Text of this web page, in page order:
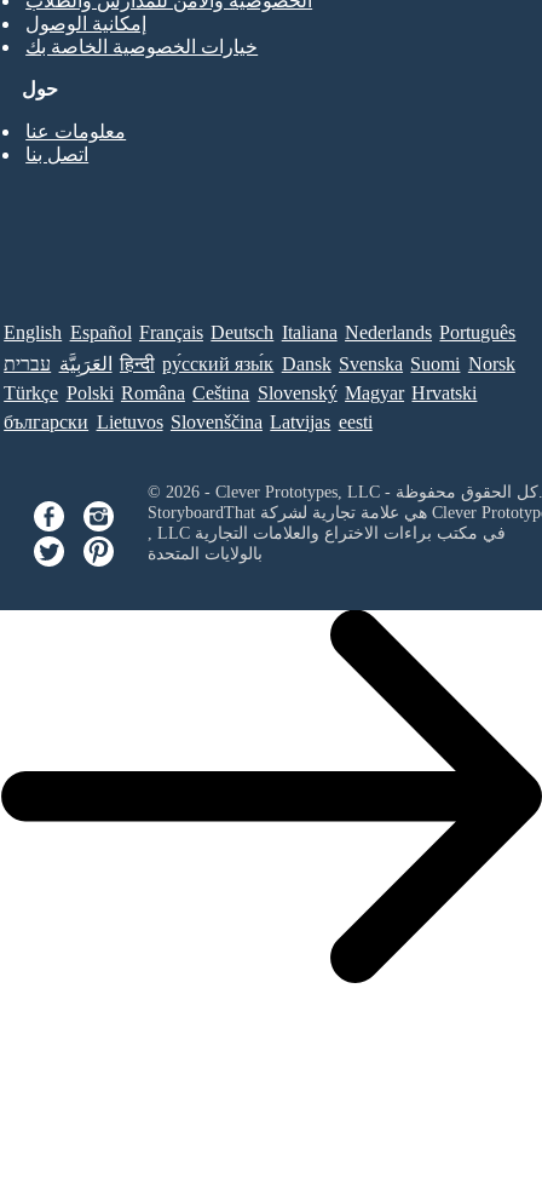
حول
معلومات عنا
اتصل بنا
إمكانية الوصول
خيارات الخصوصية الخاصة بك
English Español Français Deutsch Italiana Nederlands Português
עברית العَرَبِيَّة हिन्दी ру́сский язы́к Dansk Svenska Suomi Norsk
Türkçe Polski Româna Ceština Slovenský Magyar Hrvatski
български Lietuvos Slovenščina Latvijas eesti
© 2026 - Clever Prototypes, LLC - كل الحقوق محفوظة.
StoryboardThat هي علامة تجارية لشركة Clever
, LLCفي مكتب براءات الاختراع والعلامات التجارية
بالولايات المتحدة